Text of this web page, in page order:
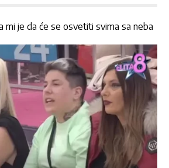
mi je da će se osvetiti svima sa neba